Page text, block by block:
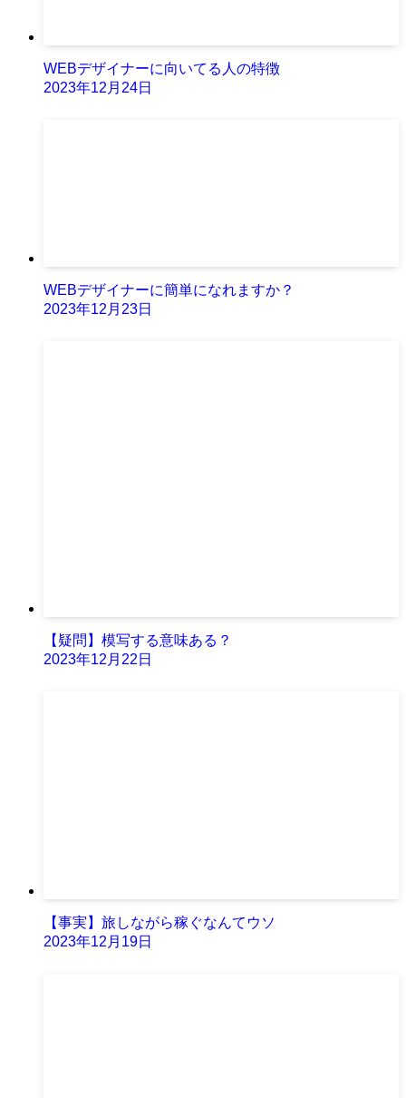
WEBデザイナーに向いてる人の特徴
2023年12月24日
WEBデザイナーに簡単になれますか？
2023年12月23日
【疑問】模写する意味ある？
2023年12月22日
【事実】旅しながら稼ぐなんてウソ
2023年12月19日